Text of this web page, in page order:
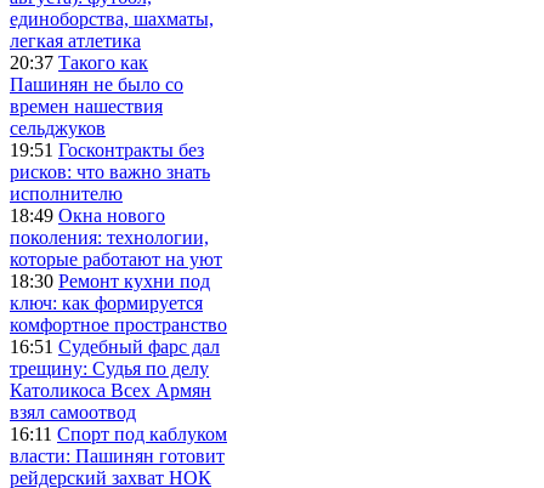
единоборства, шахматы,
легкая атлетика
20:37 Такого как
Пашинян не было со
времен нашествия
сельджуков
19:51 Госконтракты без
рисков: что важно знать
исполнителю
18:49 Окна нового
поколения: технологии,
которые работают на уют
18:30 Ремонт кухни под
ключ: как формируется
комфортное пространство
16:51 Судебный фарс дал
трещину: Судья по делу
Католикоса Всех Армян
взял самоотвод
16:11 Спорт под каблуком
власти: Пашинян готовит
рейдерский захват НОК